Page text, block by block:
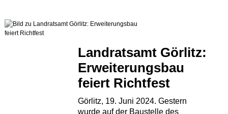
Landratsamt Görlitz:
Erweiterungsbau
feiert Richtfest
Görlitz, 19. Juni 2024. Gestern
wurde auf der Baustelle des